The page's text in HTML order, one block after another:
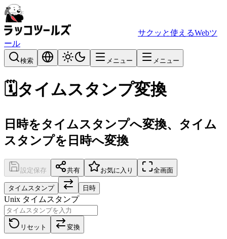
サクッと使えるWebツ
ール
検索 メニュー メニュー
🗓️タイムスタンプ変換
日時をタイムスタンプへ変換、タイム
スタンプを日時へ変換
設定保存 共有 お気に入り 全画面
タイムスタンプ 日時
Unix タイムスタンプ
リセット 変換